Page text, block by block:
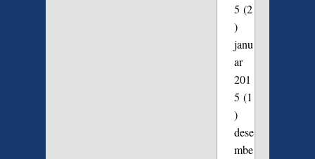
5 (2
)
janu
ar
201
5 (1
)
dese
mbe